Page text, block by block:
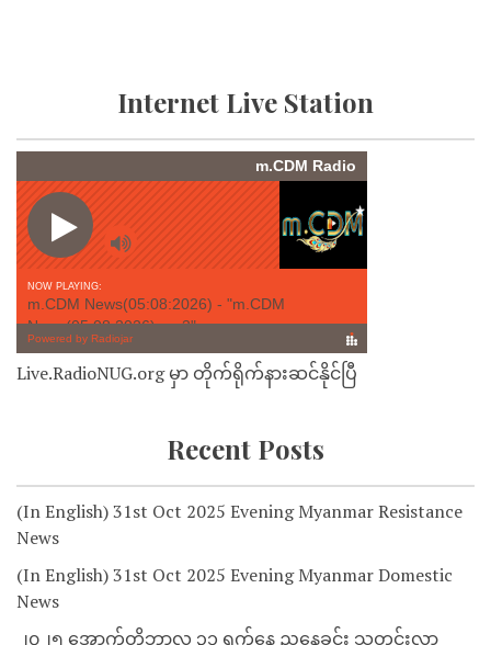
Internet Live Station
Live.RadioNUG.org မှာ တိုက်ရိုက်နားဆင်နိုင်ပြီ
Recent Posts
(In English) 31st Oct 2025 Evening Myanmar Resistance
News
(In English) 31st Oct 2025 Evening Myanmar Domestic
News
၂၀၂၅ အောက်တိုဘာလ ၃၁ ရက်နေ့ ညနေခင်း သတင်းလွှာ